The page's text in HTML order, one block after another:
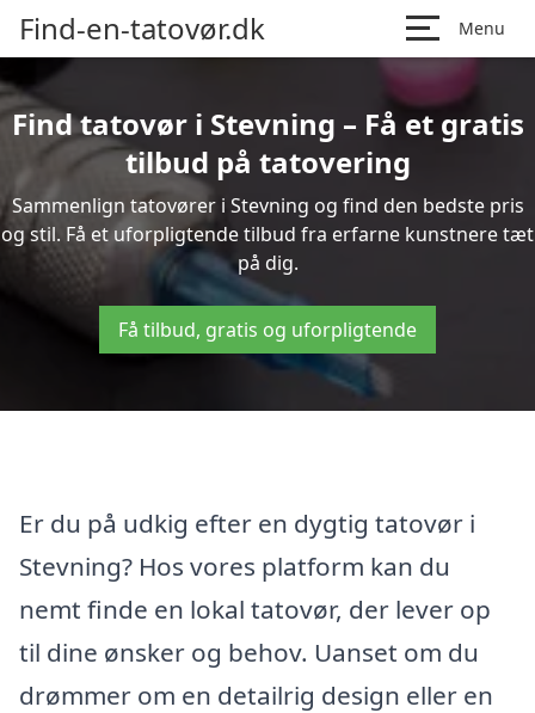
Find-en-tatovør.dk Menu
Find tatovør i Stevning – Få et gratis
tilbud på tatovering
Sammenlign tatovører i Stevning og find den bedste pris
og stil. Få et uforpligtende tilbud fra erfarne kunstnere tæt
på dig.
Få tilbud, gratis og uforpligtende
Er du på udkig efter en dygtig tatovør i
Stevning? Hos vores platform kan du
nemt finde en lokal tatovør, der lever op
til dine ønsker og behov. Uanset om du
drømmer om en detailrig design eller en